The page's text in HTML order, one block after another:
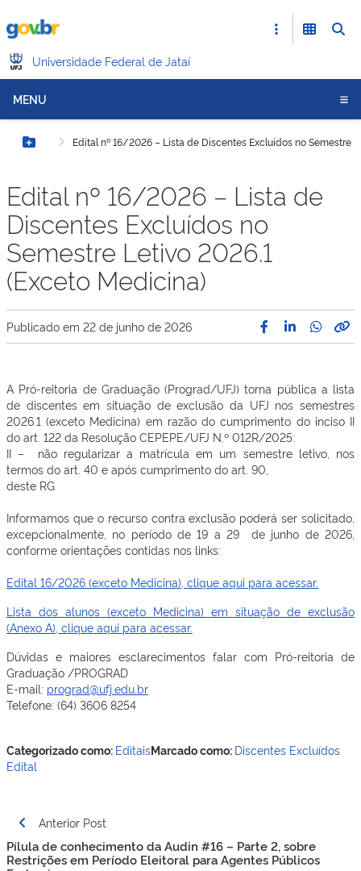
Universidade Federal de Jataí
MENU
Botão MenuEdital nº 16/2026 – Lista de Discentes Excluídos no Semestre
Edital nº 16/2026 – Lista de
Discentes Excluídos no
Semestre Letivo 2026.1
(Exceto Medicina)
Publicado em 22 de junho de 2026
A Pró-reitoria de Graduação (Prograd/UFJ) torna pública a lista
de discentes em situação de exclusão da UFJ nos semestres
2026.1 (exceto Medicina) em razão do cumprimento do inciso II
do art. 122 da Resolução CEPEPE/UFJ N.º 012R/2025:
II – não regularizar a matrícula em um semestre letivo, nos
termos do art. 40 e após cumprimento do art. 90,
deste RG
Informamos que o recurso contra exclusão poderá ser solicitado,
excepcionalmente, no período de 19 a 29 de junho de 2026,
conforme orientações contidas nos links:
Edital 16/2026 (exceto Medicina), clique aqui para acessar.
Lista dos alunos (exceto Medicina) em situação de exclusão
(Anexo A), clique aqui para acessar.
Dúvidas e maiores esclarecimentos falar com Pró-reitoria de
Graduação /PROGRAD
E-mail: prograd@ufj.edu.br
Telefone: (64) 3606 8254
Categorizado como: EditaisMarcado como: Discentes Excluídos
Edital
Navegação
de
Post
Anterior Post
Pílula de conhecimento da Audin #16 – Parte 2, sobre
Restrições em Período Eleitoral para Agentes Públicos